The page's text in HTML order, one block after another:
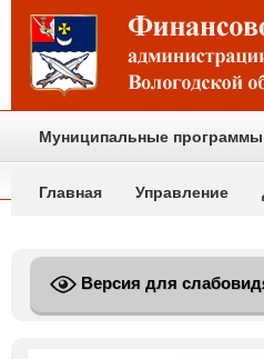
Муниципальные программы
Главная Управление
Версия для